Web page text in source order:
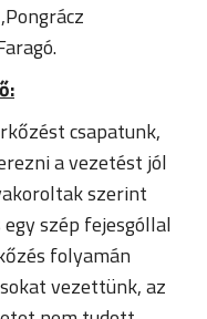
csapatunk,
a vezetést jól
szerint
szép fejesgóllal
folyamán
vezettünk, az